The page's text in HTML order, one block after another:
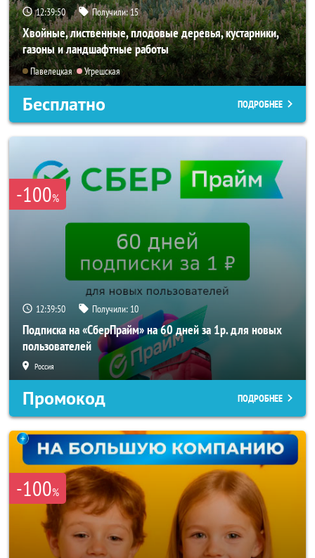
12:39:48 Получили:15
Хвойные, лиственные, плодовые деревья, кустарники,
газоны и ландшафтные работы
Павелецкая Угрешская
Бесплатно ПОДРОБНЕЕ
-100%
12:39:48 Получили: 10
Подписка на «СберПрайм» на 60 дней за 1р. для новых
пользователей
Россия
Промокод ПОДРОБНЕЕ
-100%